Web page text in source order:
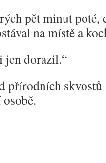
pět minut
na místě a
jen dorazil.“
přírodních skvostů